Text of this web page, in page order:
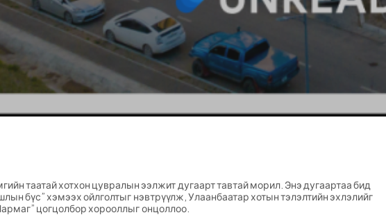
таатай хотхон цувралын ээлжит дугаарт тавтай морил. Энэ дугаартаа бид
бүс” хэмээх ойлголтыг нэвтрүүлж, Улаанбаатар хотын тэлэлтийн эхлэлийг
цогцолбор хорооллыг онцоллоо.